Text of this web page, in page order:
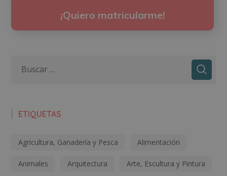
¡Quiero matricularme!
ETIQUETAS
Agricultura, Ganadería y Pesca Alimentación
Animales Arquitectura Arte, Escultura y Pintura